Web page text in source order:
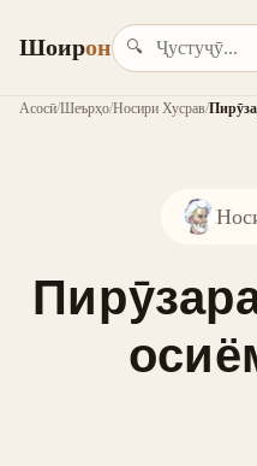
Шоирон 🔍
Асосӣ/Шеърҳо/Носири Хусрав/